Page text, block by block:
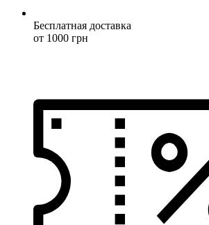
Бесплатная доставка
от 1000 грн